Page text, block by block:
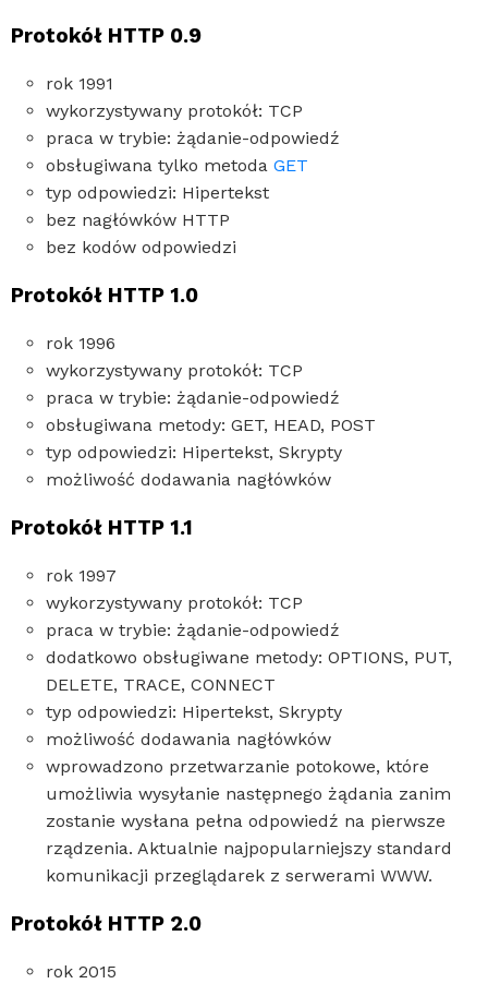
Protokół HTTP 0.9
rok 1991
wykorzystywany protokół: TCP
praca w trybie: żądanie-odpowiedź
obsługiwana tylko metoda GET
typ odpowiedzi: Hipertekst
bez nagłówków HTTP
bez kodów odpowiedzi
Protokół HTTP 1.0
rok 1996
wykorzystywany protokół: TCP
praca w trybie: żądanie-odpowiedź
obsługiwana metody: GET, HEAD, POST
typ odpowiedzi: Hipertekst, Skrypty
możliwość dodawania nagłówków
Protokół HTTP 1.1
rok 1997
wykorzystywany protokół: TCP
praca w trybie: żądanie-odpowiedź
dodatkowo obsługiwane metody: OPTIONS, PUT,
DELETE, TRACE, CONNECT
typ odpowiedzi: Hipertekst, Skrypty
możliwość dodawania nagłówków
wprowadzono przetwarzanie potokowe, które
umożliwia wysyłanie następnego żądania zanim
zostanie wysłana pełna odpowiedź na pierwsze
rządzenia. Aktualnie najpopularniejszy standard
komunikacji przeglądarek z serwerami WWW.
Protokół HTTP 2.0
rok 2015